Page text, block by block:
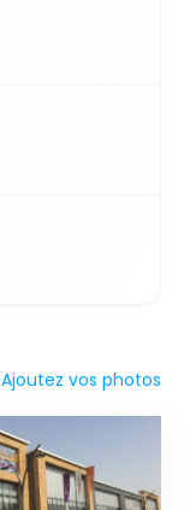
Ajoutez vos photos